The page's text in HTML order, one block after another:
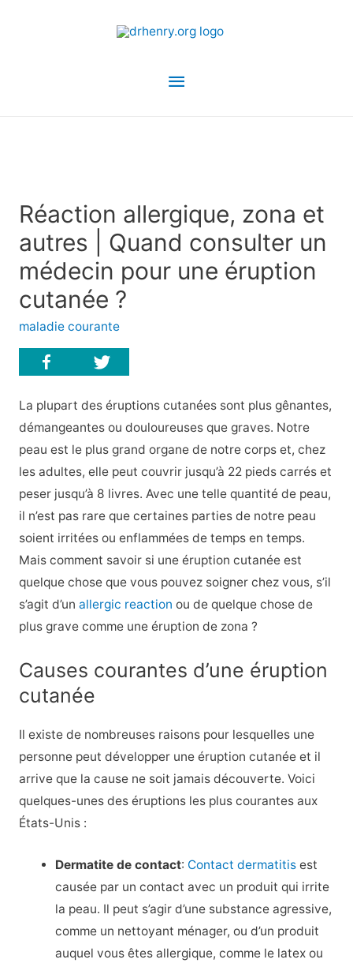
Menu
Réaction allergique, zona et
autres | Quand consulter un
médecin pour une éruption
cutanée ?
maladie courante
La plupart des éruptions cutanées sont plus gênantes,
démangeantes ou douloureuses que graves. Notre
peau est le plus grand organe de notre corps et, chez
les adultes, elle peut couvrir jusqu’à 22 pieds carrés et
peser jusqu’à 8 livres. Avec une telle quantité de peau,
il n’est pas rare que certaines parties de notre peau
soient irritées ou enflammées de temps en temps.
Mais comment savoir si une éruption cutanée est
quelque chose que vous pouvez soigner chez vous, s’il
s’agit d’un allergic reaction ou de quelque chose de
plus grave comme une éruption de zona ?
Causes courantes d’une éruption
cutanée
Il existe de nombreuses raisons pour lesquelles une
personne peut développer une éruption cutanée et il
arrive que la cause ne soit jamais découverte. Voici
quelques-unes des éruptions les plus courantes aux
États-Unis :
Dermatite de contact: Contact dermatitis est
causée par un contact avec un produit qui irrite
la peau. Il peut s’agir d’une substance agressive,
comme un nettoyant ménager, ou d’un produit
auquel vous êtes allergique, comme le latex ou